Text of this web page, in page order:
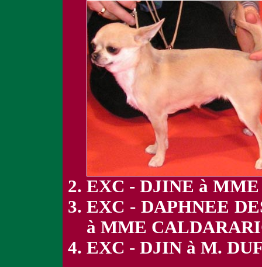
EXC - DJINE à
EXC - DAPHNEE
à MME
EXC - DJIN à M.